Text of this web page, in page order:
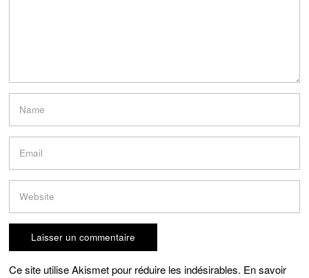
Ce site utilise Akismet pour réduire les indésirables. En savoir